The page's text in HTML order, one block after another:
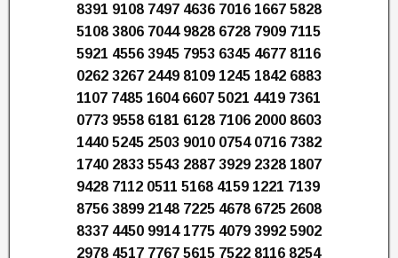
8391 9108 7497 4636 7016 1667 5828
5108 3806 7044 9828 6728 7909 7115
5921 4556 3945 7953 6345 4677 8116
0262 3267 2449 8109 1245 1842 6883
1107 7485 1604 6607 5021 4419 7361
0773 9558 6181 6128 7106 2000 8603
1440 5245 2503 9010 0754 0716 7382
1740 2833 5543 2887 3929 2328 1807
9428 7112 0511 5168 4159 1221 7139
8756 3899 2148 7225 4678 6725 2608
8337 4450 9914 1775 4079 3992 5902
2978 4517 7767 5615 7522 8116 8254